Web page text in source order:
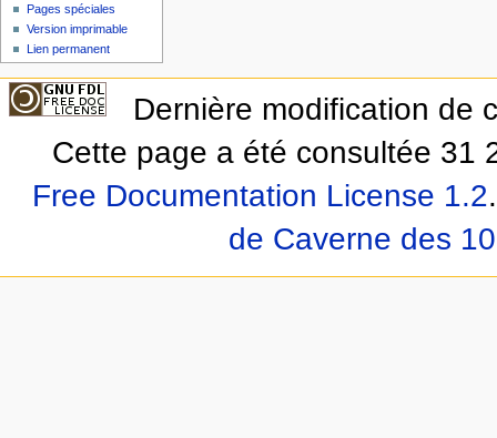
Pages spéciales
Version imprimable
Lien permanent
Dernière modification de
Cette page a été consultée 31
Free Documentation License 1.2.
de Caverne des